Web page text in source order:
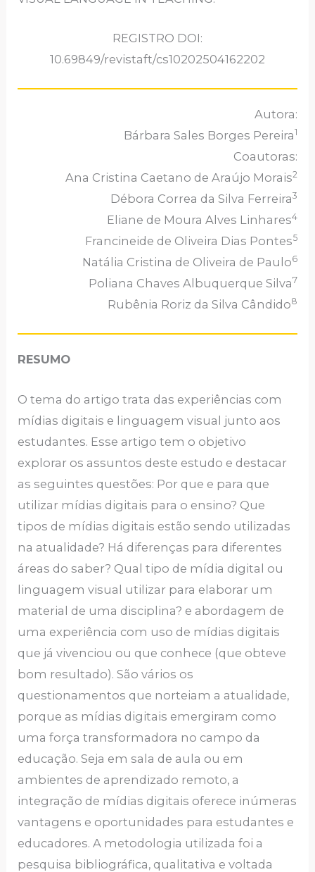
REGISTRO DOI:
10.69849/revistaft/cs10202504162202
Autora:
Bárbara Sales Borges Pereira1
Coautoras:
Ana Cristina Caetano de Araújo Morais2
Débora Correa da Silva Ferreira3
Eliane de Moura Alves Linhares4
Francineide de Oliveira Dias Pontes5
Natália Cristina de Oliveira de Paulo6
Poliana Chaves Albuquerque Silva7
Rubênia Roriz da Silva Cândido8
RESUMO
O tema do artigo trata das experiências com
mídias digitais e linguagem visual junto aos
estudantes. Esse artigo tem o objetivo
explorar os assuntos deste estudo e destacar
as seguintes questões: Por que e para que
utilizar mídias digitais para o ensino? Que
tipos de mídias digitais estão sendo utilizadas
na atualidade? Há diferenças para diferentes
áreas do saber? Qual tipo de mídia digital ou
linguagem visual utilizar para elaborar um
material de uma disciplina? e abordagem de
uma experiência com uso de mídias digitais
que já vivenciou ou que conhece (que obteve
bom resultado). São vários os
questionamentos que norteiam a atualidade,
porque as mídias digitais emergiram como
uma força transformadora no campo da
educação. Seja em sala de aula ou em
ambientes de aprendizado remoto, a
integração de mídias digitais oferece inúmeras
vantagens e oportunidades para estudantes e
educadores. A metodologia utilizada foi a
pesquisa bibliográfica, qualitativa e voltada